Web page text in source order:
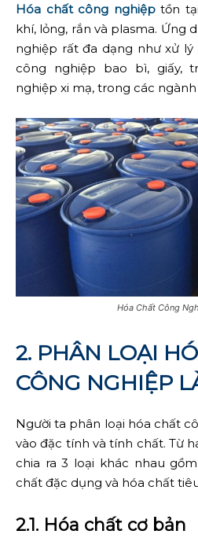
Hóa chất công nghiệptồn
khí, lỏng, rắn và plasma. Ứng
nghiệp rất đa dạng như xử
công nghiệp bao bì, giấy,
nghiệp xi mạ, trong các
Hóa Chất Công
2. PHÂN LOẠI
CÔNG NGHIỆP
Người ta phân loại hóa chất
vào đặc tính và tính chất. Từ
chia ra 3 loại khác nhau
chất đặc dụng và hóa chất
2.1. Hóa chất cơ bản